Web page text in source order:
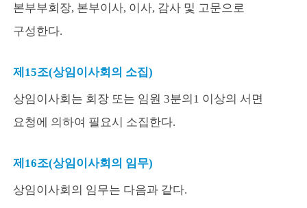
본부부회장, 본부이사, 이사, 감사 및 고문으로
구성한다.
제15조(상임이사회의 소집)
상임이사회는 회장 또는 임원 3분의1 이상의 서면
요청에 의하여 필요시 소집한다.
제16조(상임이사회의 임무)
상임이사회의 임무는 다음과 같다.